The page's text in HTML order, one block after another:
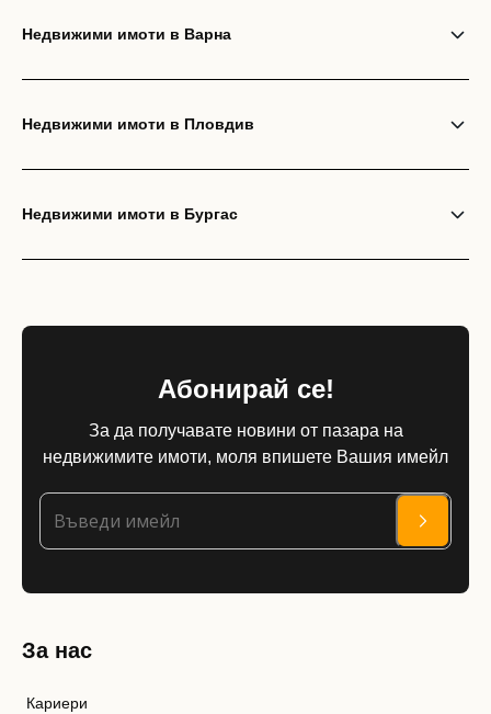
Недвижими имоти в Варна
Недвижими имоти в Пловдив
Недвижими имоти в Бургас
Абонирай се!
За да получавате новини от пазара на
недвижимите имоти, моля впишете Вашия имейл
За нас
Кариери